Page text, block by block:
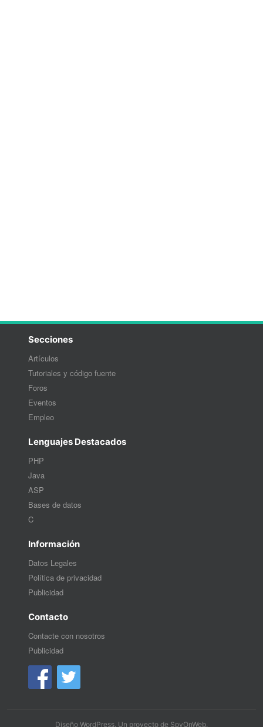
Secciones
Artículos
Tutoriales y código fuente
Foros
Eventos
Empleo
Lenguajes Destacados
PHP
Java
ASP
Bases de datos
C
Información
Datos Legales
Política de privacidad
Publicidad
Contacto
Contacte con nosotros
Publicidad
Diseño WordPress. Un proyecto de SpyOnWeb.